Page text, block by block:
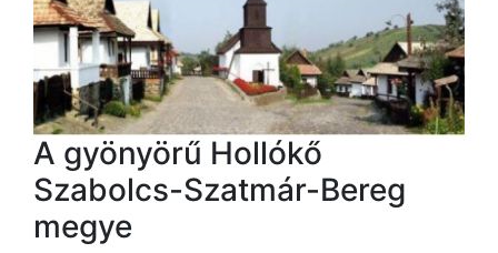
A gyönyörű Hollókő
Szabolcs-Szatmár-Bereg
megye